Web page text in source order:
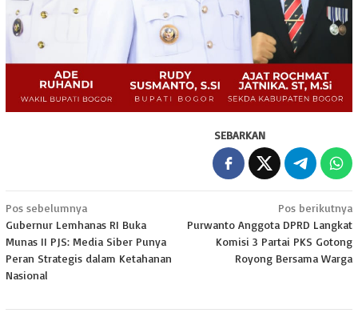
SEBARKAN
Navigasi
pos
Pos sebelumnya
Gubernur Lemhanas RI Buka
Munas II PJS: Media Siber Punya
Peran Strategis dalam Ketahanan
Nasional
Pos berikutnya
Purwanto Anggota DPRD Langkat
Komisi 3 Partai PKS Gotong
Royong Bersama Warga